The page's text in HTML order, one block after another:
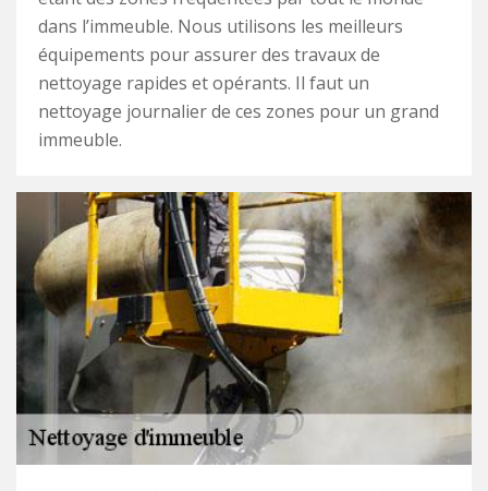
dans l’immeuble. Nous utilisons les meilleurs
équipements pour assurer des travaux de
nettoyage rapides et opérants. Il faut un
nettoyage journalier de ces zones pour un grand
immeuble.